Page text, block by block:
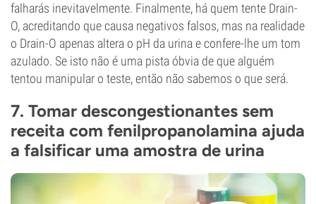
falharás inevitavelmente. Finalmente, há quem tente Drain-
O, acreditando que causa negativos falsos, mas na realidade
o Drain-O apenas altera o pH da urina e confere-lhe um tom
azulado. Se isto não é uma pista óbvia de que alguém
tentou manipular o teste, então não sabemos o que será.
7. Tomar descongestionantes sem
receita com fenilpropanolamina ajuda
a falsificar uma amostra de urina